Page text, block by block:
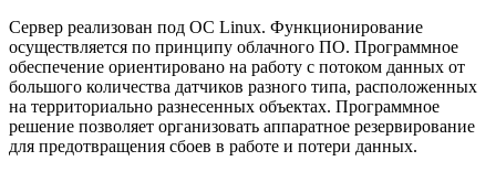
Сервер реализован под ОС Linux. Функционирование
осуществляется по принципу облачного ПО. Программное
обеспечение ориентировано на работу с потоком данных от
большого количества датчиков разного типа, расположенных
на территориально разнесенных объектах. Программное
решение позволяет организовать аппаратное резервирование
для предотвращения сбоев в работе и потери данных.